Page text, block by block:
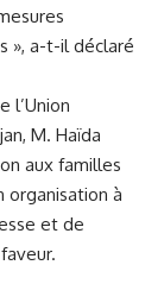
», a-t-il déclaré
l’Union
M. Haïda
aux familles
organisation à
et de